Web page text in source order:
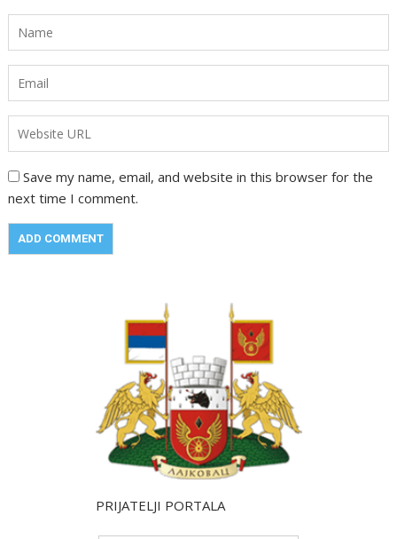
Save my name, email, and website in this browser for the
next time I comment.
PRIJATELJI PORTALA